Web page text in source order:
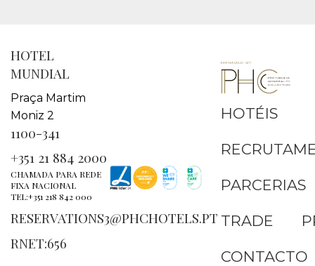
HOTEL
MUNDIAL
Praça Martim
Moniz 2
1100-341
+351 21 884 2000
CHAMADA PARA REDE
FIXA NACIONAL
TEL:+351 218 842 000
RESERVATIONS3@PHCHOTELS.PT
RNET:656
HOTÉIS
PARCERIAS
TRADE
CONTACTO